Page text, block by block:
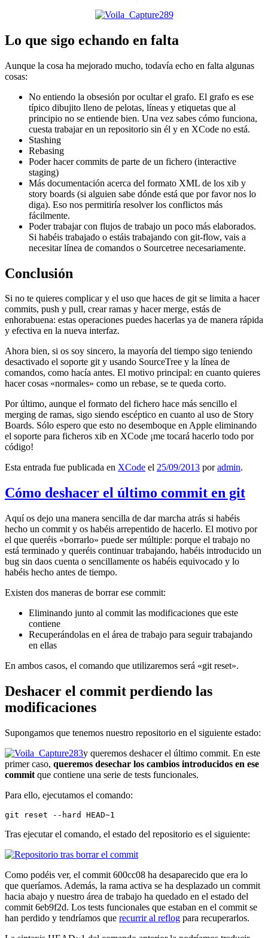
Lo que sigo echando en falta
Aunque la cosa ha mejorado mucho, todavía echo en falta algunas
cosas:
No entiendo la obsesión por ocultar el grafo. El grafo es ese
típico dibujito lleno de pelotas, líneas y etiquetas que al
principio no se entiende bien. Una vez sabes cómo funciona,
cuesta trabajar en un repositorio sin él y en XCode no está.
Stashing
Rebasing
Poder hacer commits de parte de un fichero (interactive
staging)
Más documentación acerca del formato XML de los xib y
story boards (si alguien sabe dónde está que por favor nos lo
diga). Eso nos permitiría resolver los conflictos más
fácilmente.
Poder trabajar con flujos de trabajo un poco más elaborados.
Si habéis trabajado o estáis trabajando con git-flow, vais a
necesitar línea de comandos o Sourcetree necesariamente.
Conclusión
Si no te quieres complicar y el uso que haces de git se limita a hacer
commits, push y pull, crear ramas y hacer merge, estás de
enhorabuena: estas operaciones puedes hacerlas ya de manera rápida
y efectiva en la nueva interfaz.
Ahora bien, si os soy sincero, la mayoría del tiempo sigo teniendo
desactivado el soporte git y usando SourceTree y la línea de
comandos, como hacía antes. El motivo principal: en cuanto quieres
hacer cosas «normales» como un rebase, se te queda corto.
Por último, aunque el formato del fichero hace más sencillo el
merging de ramas, sigo siendo escéptico en cuanto al uso de Story
Boards. Sólo espero que esto no desemboque en Apple eliminando
el soporte para ficheros xib en XCode ¡me tocará hacerlo todo por
código!
Esta entrada fue publicada en XCode el 25/09/2013 poradmin.
Cómo deshacer el último commit en git
Aquí os dejo una manera sencilla de dar marcha atrás si habéis
hecho un commit y os habéis arrepentido de hacerlo. El motivo por
el que queréis «borrarlo» puede ser múltiple: porque el trabajo no
está terminado y queréis continuar trabajando, habéis introducido un
bug sin daos cuenta o sencillamente os habéis equivocado y lo
habéis hecho antes de tiempo.
Existen dos maneras de borrar ese commit:
Eliminando junto al commit las modificaciones que este
contiene
Recuperándolas en el área de trabajo para seguir trabajando
en ellas
En ambos casos, el comando que utilizaremos será «git reset».
Deshacer el commit perdiendo las
modificaciones
Supongamos que tenemos nuestro repositorio en el siguiente estado:
y queremos deshacer el último commit. En este
primer caso, queremos desechar los cambios introducidos en ese
commit que contiene una serie de tests funcionales.
Para ello, ejecutamos el comando:
git reset --hard HEAD~1
Tras ejecutar el comando, el estado del repositorio es el siguiente:
Como podéis ver, el commit 600cc08 ha desaparecido que era lo
que queríamos. Además, la rama activa se ha desplazado un commit
hacia abajo y nuestro área de trabajo ha quedado en el estado del
commit 6eb9f2d. Los tests funcionales que estaban en el commit se
han perdido y tendríamos que recurrir al reflog para recuperarlos.